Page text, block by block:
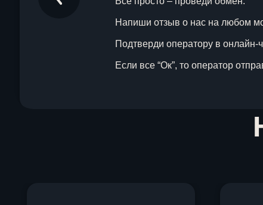
Напиши отзыв о нас на любом
Подтверди оператору в онлайн-
Если все “Ок”, то оператор